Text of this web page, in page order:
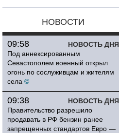
НОВОСТИ
НОВОСТЬ ДНЯ
09:58
Под аннексированным
Севастополем военный открыл
огонь по сослуживцам и жителям
села ©
НОВОСТЬ ДНЯ
09:38
Правительство разрешило
продавать в РФ бензин ранее
запрещенных стандартов Евро —